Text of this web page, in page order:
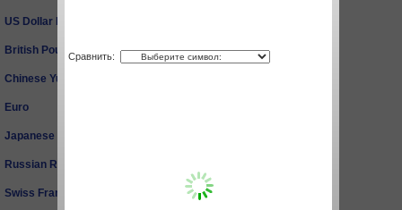
US Dollar Index
British Pound 0.78% 1.2584
Chinese Yuan
Euro
Japanese Yen
Russian Ruble
Swiss Franc -0.81%
Сравнить: